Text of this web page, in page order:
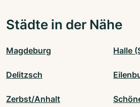
Städte in der Nähe
Magdeburg Halle
Delitzsch
Zerbst/Anhalt